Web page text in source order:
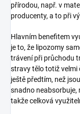
přírodou, např. v
producenty, a to při
Hlavním benefitem
je to, že lipozomy
trávení při průchodu
stravy tělo totiž velmi
ještě předtím, než
snadno neabsorbuje,
takže celková